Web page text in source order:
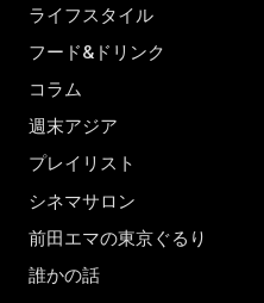
ライフスタイル
フード&ドリンク
コラム
週末アジア
プレイリスト
シネマサロン
前田エマの東京ぐるり
誰かの話